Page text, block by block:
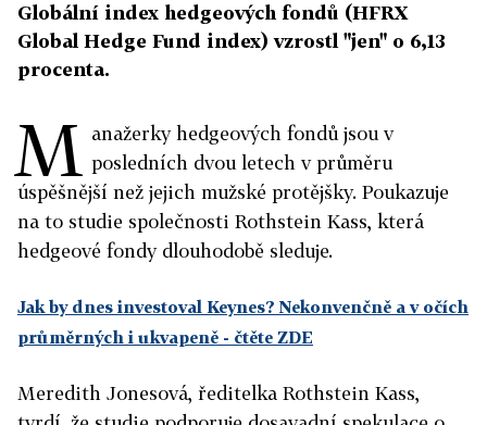
Globální index hedgeových fondů (HFRX
Global Hedge Fund index) vzrostl "jen" o 6,13
procenta.
M anažerky hedgeových fondů jsou v
posledních dvou letech v průměru
úspěšnější než jejich mužské protějšky. Poukazuje
na to studie společnosti Rothstein Kass, která
hedgeové fondy dlouhodobě sleduje.
Jak by dnes investoval Keynes? Nekonvenčně a v očích
průměrných i ukvapeně - čtěte ZDE
Meredith Jonesová, ředitelka Rothstein Kass,